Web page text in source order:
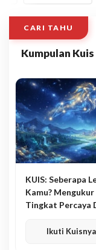
CARI TAHU
Kumpulan
KUIS: Seberapa
Kamu? Mengukur
Tingkat Percaya
Ikuti